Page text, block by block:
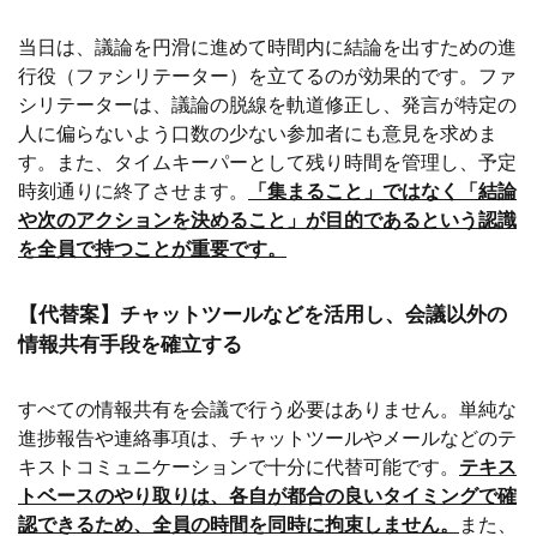
当日は、議論を円滑に進めて時間内に結論を出すための進
行役（ファシリテーター）を立てるのが効果的です。ファ
シリテーターは、議論の脱線を軌道修正し、発言が特定の
人に偏らないよう口数の少ない参加者にも意見を求めま
す。また、タイムキーパーとして残り時間を管理し、予定
時刻通りに終了させます。
「集まること」ではなく「結論
や次のアクションを決めること」が目的であるという認識
を全員で持つことが重要です。
【代替案】チャットツールなどを活用し、会議以外の
情報共有手段を確立する
すべての情報共有を会議で行う必要はありません。単純な
進捗報告や連絡事項は、チャットツールやメールなどのテ
キストコミュニケーションで十分に代替可能です。 テキス
トベースのやり取りは、各自が都合の良いタイミングで確
認できるため、全員の時間を同時に拘束しません。
また、